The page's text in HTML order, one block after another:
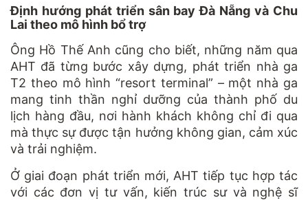
Định hướng phát triển sân bay Đà Nẵng và Chu
Lai theo mô hình bổ trợ
Ông Hồ Thế Anh cũng cho biết, những năm qua
AHT đã từng bước xây dựng, phát triển nhà ga
T2 theo mô hình “resort terminal” – một nhà ga
mang tinh thần nghỉ dưỡng của thành phố du
lịch hàng đầu, nơi hành khách không chỉ đi qua
mà thực sự được tận hưởng không gian, cảm xúc
và trải nghiệm.
Ở giai đoạn phát triển mới, AHT tiếp tục hợp tác
với các đơn vị tư vấn, kiến trúc sư và nghệ sĩ